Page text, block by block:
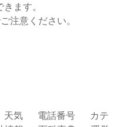
ます。
注意ください。
天気 電話番号
カテ